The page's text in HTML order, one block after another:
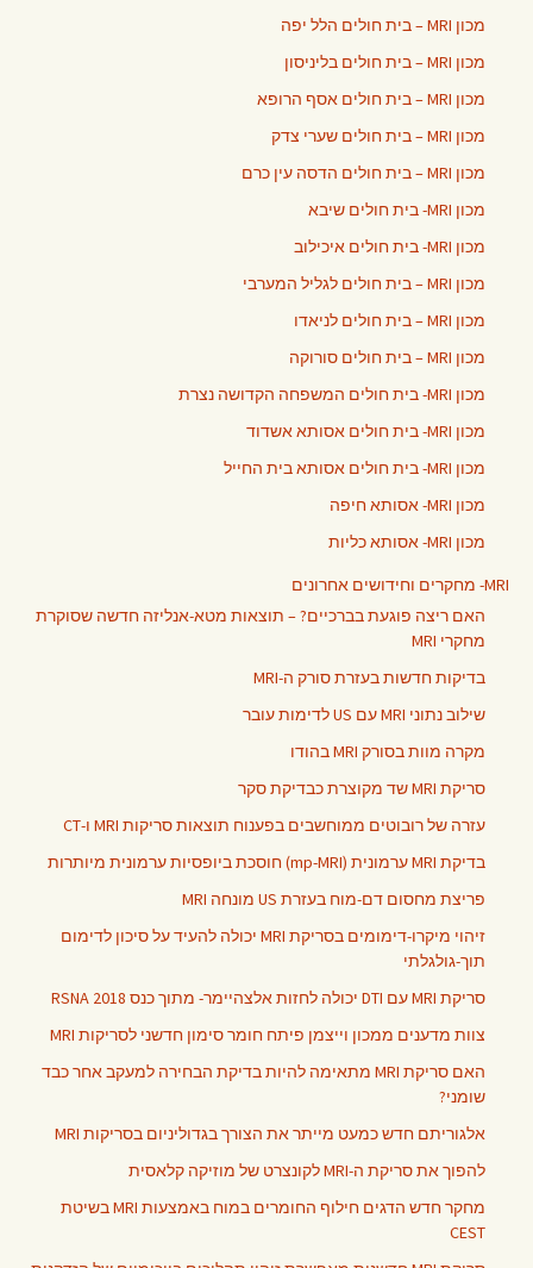
מכון MRI – בית חולים הלל יפה
מכון MRI – בית חולים בליניסון
מכון MRI – בית חולים אסף הרופא
מכון MRI – בית חולים שערי צדק
מכון MRI – בית חולים הדסה עין כרם
מכון MRI- בית חולים שיבא
מכון MRI- בית חולים איכילוב
מכון MRI – בית חולים לגליל המערבי
מכון MRI – בית חולים לניאדו
מכון MRI – בית חולים סורוקה
מכון MRI- בית חולים המשפחה הקדושה נצרת
מכון MRI- בית חולים אסותא אשדוד
מכון MRI- בית חולים אסותא בית החייל
מכון MRI- אסותא חיפה
מכון MRI- אסותא כליות
MRI- מחקרים וחידושים אחרונים
האם ריצה פוגעת בברכיים? – תוצאות מטא-אנליזה חדשה שסוקרת
מחקרי MRI
בדיקות חדשות בעזרת סורק ה-MRI
שילוב נתוני MRI עם US לדימות עובר
מקרה מוות בסורק MRI בהודו
סריקת MRI שד מקוצרת כבדיקת סקר
עזרה של רובוטים ממוחשבים בפענוח תוצאות סריקות MRI ו-CT
בדיקת MRI ערמונית (mp-MRI) חוסכת ביופסיות ערמונית מיותרות
פריצת מחסום דם-מוח בעזרת US מונחה MRI
זיהוי מיקרו-דימומים בסריקת MRI יכולה להעיד על סיכון לדימום
תוך-גולגלתי
סריקת MRI עם DTI יכולה לחזות אלצהיימר- מתוך כנס RSNA 2018
צוות מדענים ממכון וייצמן פיתח חומר סימון חדשני לסריקות MRI
האם סריקת MRI מתאימה להיות בדיקת הבחירה למעקב אחר כבד
שומני?
אלגוריתם חדש כמעט מייתר את הצורך בגדוליניום בסריקות MRI
להפוך את סריקת ה-MRI לקונצרט של מוזיקה קלאסית
מחקר חדש הדגים חילוף החומרים במוח באמצעות MRI בשיטת
CEST